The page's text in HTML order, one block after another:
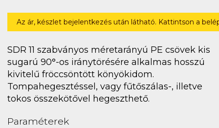
Az ár, készlet bejelentkezés után látható. Kattintson a
SDR 11 szabványos méretarányú PE csövek kis
sugarú 90°-os iránytörésére alkalmas hosszú
kivitelű fröccsöntött könyökidom.
Tompahegesztéssel, vagy fűtőszálas-, illetve
tokos összekötővel hegeszthető.
Paraméterek